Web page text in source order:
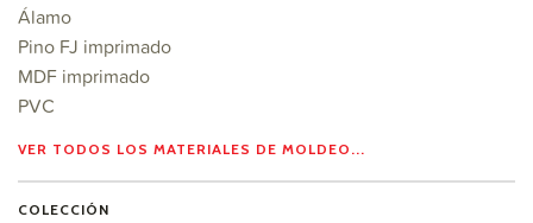
Álamo
Pino FJ imprimado
MDF imprimado
PVC
VER TODOS LOS MATERIALES DE MOLDEO...
COLECCIÓN